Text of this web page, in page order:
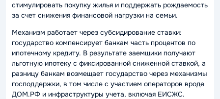
стимулировать покупку жилья и поддержать рождаемость
за счет снижения финансовой нагрузки на семьи.
Механизм работает через субсидирование ставки:
государство компенсирует банкам часть процентов по
ипотечному кредиту. В результате заемщики получают
льготную ипотеку с фиксированной сниженной ставкой, а
разницу банкам возмещает государство через механизмы
господдержки, в том числе с участием операторов вроде
ДОМ.РФ и инфраструктуры учета, включая ЕИСЖС.